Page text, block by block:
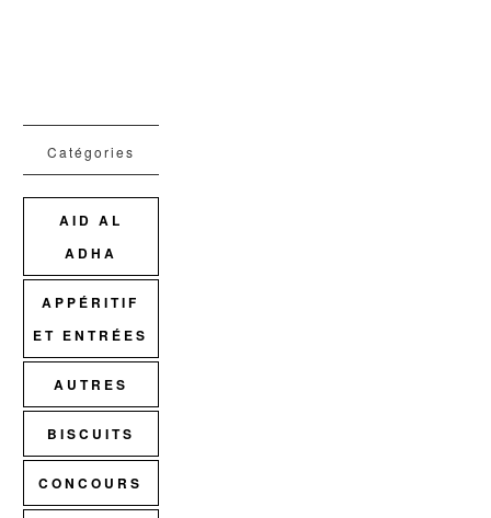
Catégories
AID AL
ADHA
APPÉRITIF
ET ENTRÉES
AUTRES
BISCUITS
CONCOURS